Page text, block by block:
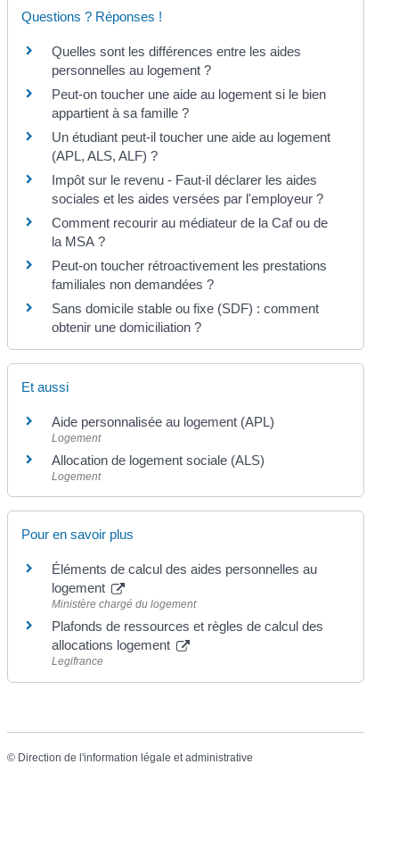
Questions ? Réponses !
Quelles sont les différences entre les aides
personnelles au logement ?
Peut-on toucher une aide au logement si le bien
appartient à sa famille ?
Un étudiant peut-il toucher une aide au logement
(APL, ALS, ALF) ?
Impôt sur le revenu - Faut-il déclarer les aides
sociales et les aides versées par l'employeur ?
Comment recourir au médiateur de la Caf ou de
la MSA ?
Peut-on toucher rétroactivement les prestations
familiales non demandées ?
Sans domicile stable ou fixe (SDF) : comment
obtenir une domiciliation ?
Et aussi
Aide personnalisée au logement (APL)
Logement
Allocation de logement sociale (ALS)
Logement
Pour en savoir plus
Éléments de calcul des aides personnelles au
logement
Ministère chargé du logement
Plafonds de ressources et règles de calcul des
allocations logement
Legifrance
© Direction de l'information légale et administrative